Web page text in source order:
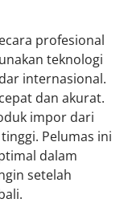
profesional
teknologi
internasional.
dan akurat.
impor dari
Pelumas ini
dalam
setelah